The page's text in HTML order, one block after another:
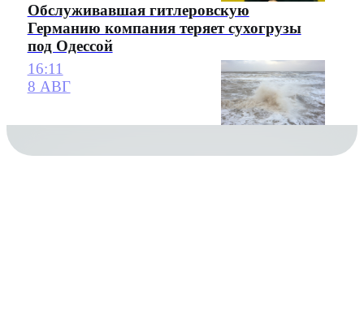
Обслуживавшая гитлеровскую
Германию компания теряет сухогрузы
под Одессой
16:11
8 АВГ